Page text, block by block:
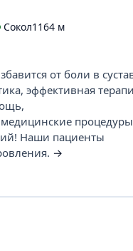
Сокол1164 м
от боли в
эффективная
Наши пациенты
→